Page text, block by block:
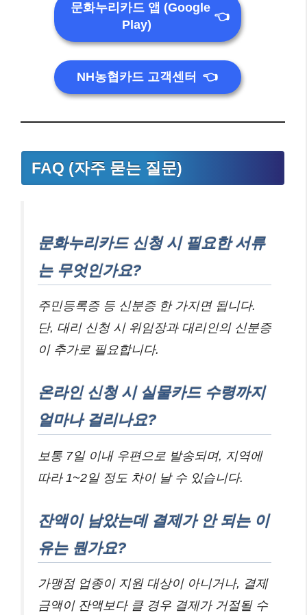
문화누리카드 앱 (Google
Play)
👈
NH농협카드 고객센터👈
FAQ (자주 묻는 질문)
문화누리카드 신청 시 필요한 서류
는 무엇인가요?
주민등록증 등 신분증 한 가지면 됩니다.
단, 대리 신청 시 위임장과 대리인의 신분증
이 추가로 필요합니다.
온라인 신청 시 실물카드 수령까지
얼마나 걸리나요?
보통 7일 이내 우편으로 발송되며, 지역에
따라 1~2일 정도 차이 날 수 있습니다.
잔액이 남았는데 결제가 안 되는 이
유는 뭔가요?
가맹점 업종이 지원 대상이 아니거나, 결제
금액이 잔액보다 클 경우 결제가 거절될 수